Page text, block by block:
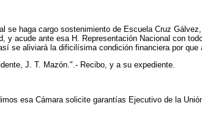
se haga cargo sostenimiento de Escuela Cruz
acude ante esa H. Representación Nacional con
se aliviará la dificilísima condición financiera por que
J. T. Mazón.".- Recibo, y a su expediente.
esa Cámara solicite garantías Ejecutivo de la